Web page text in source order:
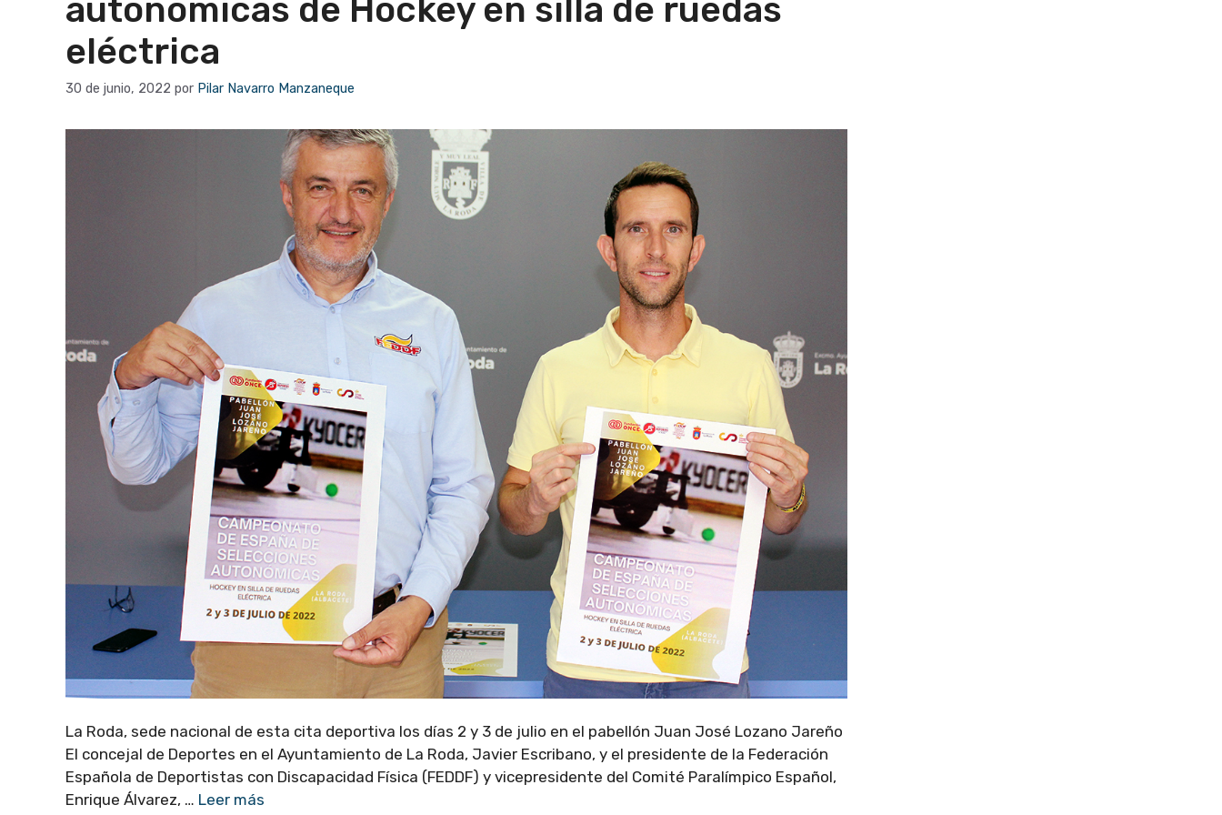
autonómicas de Hockey en silla de ruedas
eléctrica
30 de junio, 2022 por Pilar Navarro Manzaneque
La Roda, sede nacional de esta cita deportiva los días 2 y 3 de julio en el pabellón Juan José Lozano Jareño
El concejal de Deportes en el Ayuntamiento de La Roda, Javier Escribano, y el presidente de la Federación
Española de Deportistas con Discapacidad Física (FEDDF) y vicepresidente del Comité Paralímpico Español,
Enrique Álvarez, … Leer más